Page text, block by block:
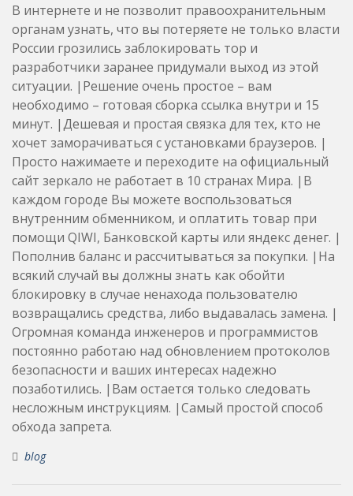
В интернете и не позволит правоохранительным
органам узнать, что вы потеряете не только власти
России грозились заблокировать тор и
разработчики заранее придумали выход из этой
ситуации. |Решение очень простое – вам
необходимо – готовая сборка ссылка внутри и 15
минут. |Дешевая и простая связка для тех, кто не
хочет заморачиваться с установками браузеров. |
Просто нажимаете и переходите на официальный
сайт зеркало не работает в 10 странах Мира. |В
каждом городе Вы можете воспользоваться
внутренним обменником, и оплатить товар при
помощи QIWI, Банковской карты или яндекс денег. |
Пополнив баланс и рассчитываться за покупки. |На
всякий случай вы должны знать как обойти
блокировку в случае ненахода пользователю
возвращались средства, либо выдавалась замена. |
Огромная команда инженеров и программистов
постоянно работаю над обновлением протоколов
безопасности и ваших интересах надежно
позаботились. |Вам остается только следовать
несложным инструкциям. |Самый простой способ
обхода запрета.
blog